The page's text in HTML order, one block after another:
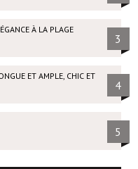
À LA PLAGE
3
ET AMPLE, CHIC ET
4
5